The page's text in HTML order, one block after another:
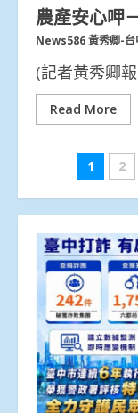
農產安心呷
News586 黃秀卿-台
(記者黃秀卿
Read More
文
章
分
頁
1 2